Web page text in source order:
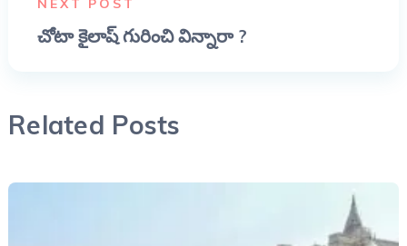
చోటా కైలాష్ గురించి విన్నారా ?
Related Posts